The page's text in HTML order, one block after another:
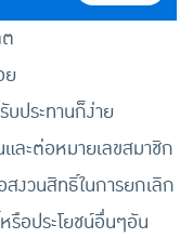
ย
ประทานก็ง่าย
ละต่อหมายเลขสมาชิก
งวนสิทธิ์ในการยกเลิก
อประโยชน์อื่นๆอัน